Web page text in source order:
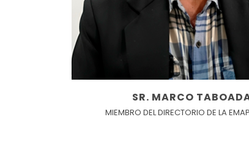
SR. MARCO
MIEMBRO DEL DIRECTORIO DE LA